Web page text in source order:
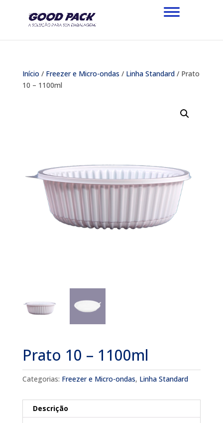
Início / Freezer e Micro-ondas / Linha Standard/ Prato
10 – 1100ml
Prato 10 – 1100ml
Categorias: Freezer e Micro-ondas, Linha Standard
Descrição